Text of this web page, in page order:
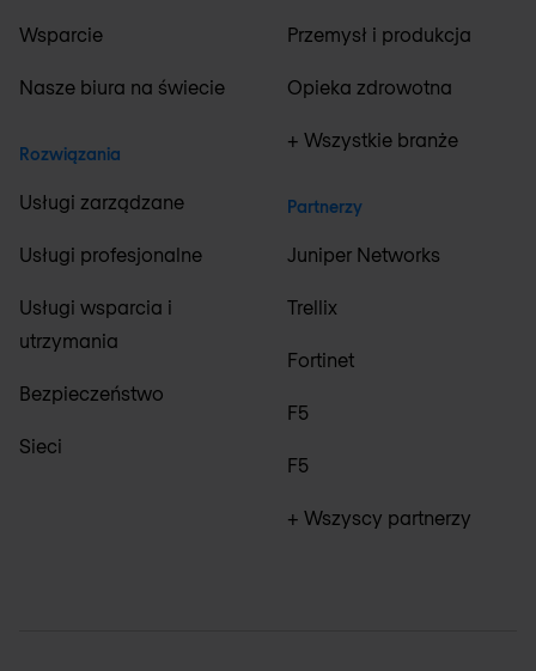
Wsparcie
Nasze biura na świecie
Rozwiązania
Usługi zarządzane
Usługi profesjonalne
Usługi wsparcia i
utrzymania
Bezpieczeństwo
Sieci
Przemysł i produkcja
Opieka zdrowotna
+ Wszystkie branże
Partnerzy
Juniper Networks
Trellix
Fortinet
F5
F5
+ Wszyscy partnerzy